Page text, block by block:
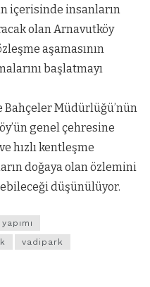
içerisinde insanların
olan Arnavutköy
aşamasının
başlatmayı
Bahçeler Müdürlüğü’nün
genel çehresine
hızlı kentleşme
doğaya olan özlemini
düşünülüyor.
vadipark